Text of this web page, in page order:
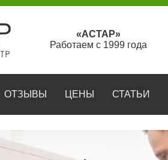
«АСТАР»
Работаем с 1999 года
ОТЗЫВЫ ЦЕНЫ СТАТЬИ